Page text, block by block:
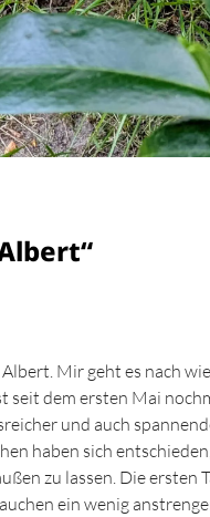
Mir geht es nach
seit dem ersten Mai
und auch
haben sich entschieden,
zu lassen. Die ersten
ein wenig